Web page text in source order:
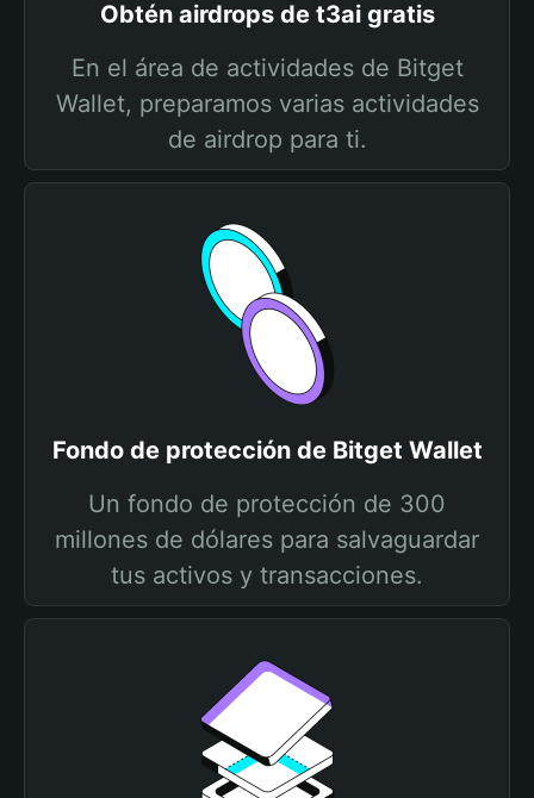
Obtén airdrops de t3ai gratis
En el área de actividades de Bitget
Wallet, preparamos varias actividades
de airdrop para ti.
Fondo de protección de Bitget Wallet
Un fondo de protección de 300
millones de dólares para salvaguardar
tus activos y transacciones.